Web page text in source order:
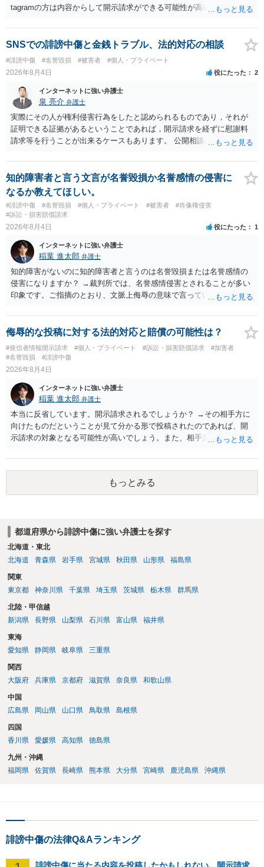
tagramの方は内容からして開示請求ができる可能性が高いでしょう。
いでしょう。７月中にアカウントが削除されている場合、今から進め
ても失敗する可能性が高いように思われます。 相手を特定できた場
合、相手に全ての弁護士費用を負担させることは可能でしょうか？ →
訴訟外の交渉で相手方が認めれば負担させることができるでしょう。
訴訟で判決となった場合は、実際の弁護士費用が認められる場合と認
められない場合があり何ともいえないところでしょう。
SNSでの誹謗中傷と金銭トラブル、法的対応の相談
#誹謗中傷 #名誉毀損 #被害者 #個人・プライベート
2026年8月4日 役にたった 2
インターネットに強い弁護士
泉 亮介 弁護士
実際にその人が権利侵害行為をしたと認められるものであり，それが
証明できる証拠があるということであれば，開示請求を経ずに慰謝料
請求等を行うことが出来るケースもあります。 公開相談の場では回答
に個別に相談されると良いでしょう。
知的障害者と言う文言が名誉毀損か名誉感情の侵害に
なるか教えてほしい。
#誹謗中傷 #名誉毀損 #個人・プライベート #被害者
#肖像権侵害
#訴訟・損害賠償請求
2026年8月4日 役にたった 1
インターネットに強い弁護士
稲葉 進太郎 弁護士
知的障害がないのに知的障害者と言うのは名誉毀損または名誉感情の
侵害になりますか？ →裁判所では、名誉感情侵害とされることが多い
印象です。ご指摘のとおり、文脈上侮辱の意味で言っている点も加味
侮辱的な投稿に対する法的対応と賠償の可能性は？
#発信者情報開示請求 #個人・プライベート #訴訟・損害賠償請求
#加害者
#名誉毀損
#誹謗中傷
2026年8月4日
インターネットに強い弁護士
稲葉 進太郎 弁護士
本当に反省しています。開示請求されるでしょうか？ →その相手方に
向けたものだということが見て分かる形で投稿されたのであれば、開
示請求の対象となる可能性が高いでしょう。また、相手方の投稿した
と存じます。発信者情報開示請求が進むと、投稿に使った回線の契約
者のところに、意見照会がなされます。アカウント情報開示の場合
は、アカウントの登録メールに意見照会がなされます。 また、された
場合賠償金はいくらでしょうか。 →ケースバイケースであり、数万円
もっとみる
都道府県から誹謗中傷に強い弁護士を探す
北海道・東北
北海道
青森県 岩手県 宮城県 秋田県 山形県 福島県
関東
東京都
神奈川県 千葉県 埼玉県 茨城県 栃木県 群馬県
北陸・甲信越
新潟県
長野県 山梨県 石川県 富山県 福井県
東海
愛知県
静岡県 岐阜県 三重県
関西
大阪府
兵庫県 京都府 滋賀県 奈良県 和歌山県
中国
広島県
岡山県 山口県 鳥取県 島根県
四国
香川県
愛媛県 高知県 徳島県
九州・沖縄
福岡県
佐賀県 長崎県 熊本県 大分県 宮崎県 鹿児島県 沖縄県
誹謗中傷の法律Q&Aランキング